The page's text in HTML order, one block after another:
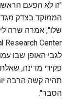
"זו לא הפעם
הממוקד בצדק
שלו", אמרה שרה
לגבי האופן שבו
פקידי מדינה,
תהיה קשה הרבה
הסבר".